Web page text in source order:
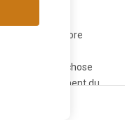
engagé encore
vraiment une chose
sors vraiment du